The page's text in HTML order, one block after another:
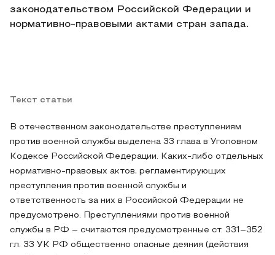
законодательством Российской Федерации и
нормативно-правовыми актами стран запада.
Текст статьи
В отечественном законодательстве преступлениям
против военной службы выделена 33 глава в Уголовном
Кодексе Российской Федерации. Каких-либо отдельных
нормативно-правовых актов, регламентирующих
преступления против военной службы и
ответственность за них в Российской Федерации не
предусмотрено. Преступлениями против военной
службы в РФ – считаются предусмотренные ст. 331–352
гл. 33 УК РФ общественно опасные деяния (действия